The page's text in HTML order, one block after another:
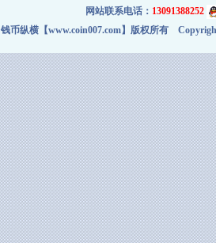
网站联系电话： 13091388252
钱币纵横【www.coin007.com】版权所有